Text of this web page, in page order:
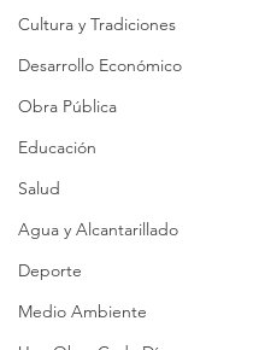
Cultura y Tradiciones
Desarrollo Económico
Obra Pública
Educación
Salud
Agua y Alcantarillado
Deporte
Medio Ambiente